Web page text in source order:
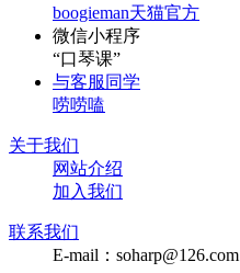
boogieman天猫官方
微信小程序
“口琴课”
与客服同学
唠唠嗑
关于我们
网站介绍
加入我们
联系我们
E-mail：soharp@126.com